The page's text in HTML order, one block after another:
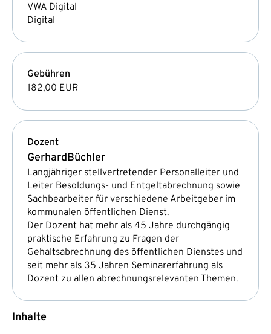
VWA Digital
Digital
Gebühren
182,00 EUR
Dozent
GerhardBüchler
Langjähriger stellvertretender Personalleiter und
Leiter Besoldungs- und Entgeltabrechnung sowie
Sachbearbeiter für verschiedene Arbeitgeber im
kommunalen öffentlichen Dienst.
Der Dozent hat mehr als 45 Jahre durchgängig
praktische Erfahrung zu Fragen der
Gehaltsabrechnung des öffentlichen Dienstes und
seit mehr als 35 Jahren Seminarerfahrung als
Dozent zu allen abrechnungsrelevanten Themen.
Inhalte